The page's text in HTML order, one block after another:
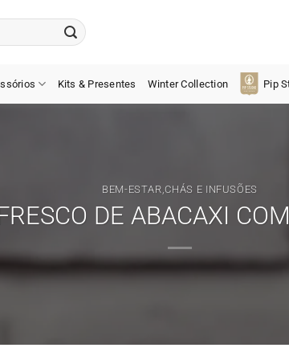
Kits & Presentes Winter Collection Pip
BEM-ESTAR,CHÁS E INFUSÕES
DE ABACAXI